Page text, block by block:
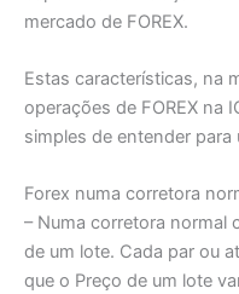
mercado de FOREX.
Estas características, na
operações de FOREX na
simples de entender
Forex numa corretora
– Numa corretora normal
de um lote. Cada par ou
que o Preço de um lote